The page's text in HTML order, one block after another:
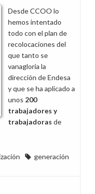
Desde CCOO lo
hemos intentado
todo con el plan de
recolocaciones del
que tanto se
vanagloria la
dirección de Endesa
y que se ha aplicado a
unos 200
trabajadores y
trabajadoras de
generación